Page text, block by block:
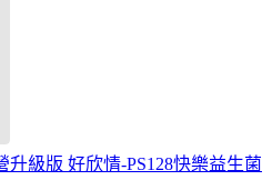
升級版 好欣情-PS128快樂益生菌